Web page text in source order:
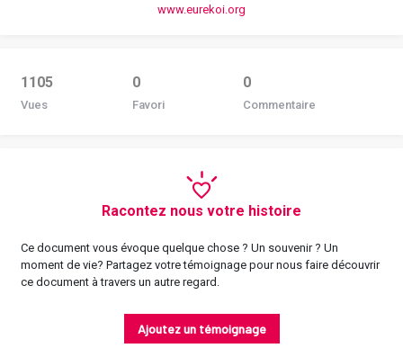
www.eurekoi.org
1105
Vues
0
Favori
0
Commentaire
Racontez nous votre histoire
Ce document vous évoque quelque chose ? Un souvenir ? Un
moment de vie? Partagez votre témoignage pour nous faire découvrir
ce document à travers un autre regard.
Ajoutez un témoignage